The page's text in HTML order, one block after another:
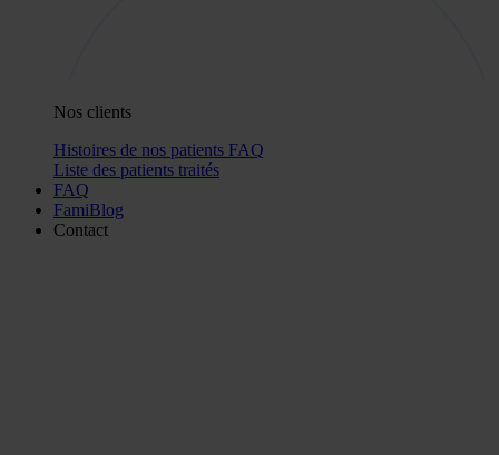
Nos clients
Histoires de nos patients FAQ
Liste des patients traités
FAQ
FamiBlog
Contact